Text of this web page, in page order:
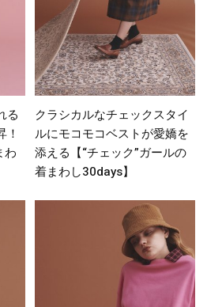
る
わ
クラシカルなチェックスタイ
ルにモコモコベストが愛嬌を
添える【“チェック”ガールの
着まわし30days】